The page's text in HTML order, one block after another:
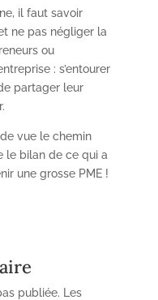
il faut savoir
ne pas négliger la
ou
: s’entourer
partager leur
vue le chemin
le bilan de ce qui a
une grosse PME !
publiée.
Les